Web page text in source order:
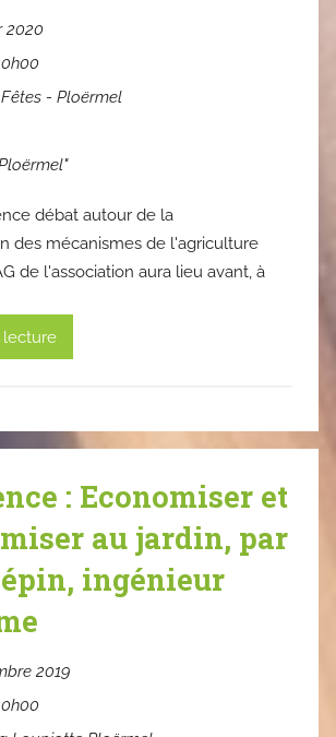
2020
- Ploërmel
débat autour de la
des mécanismes de l'agriculture
de l'association aura lieu avant, à
lecture
: Economiser et
au jardin, par
ingénieur
2019